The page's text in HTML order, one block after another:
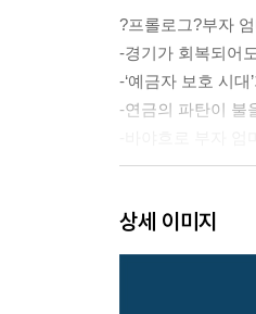
?프롤로그?부자
-경기가 회복되어
-‘예금자 보호 시
-연금의 파탄이 불
-사고방식을 바꾸
-꾸준히 해서 성공
-워프이론의 7가
상세 이미지